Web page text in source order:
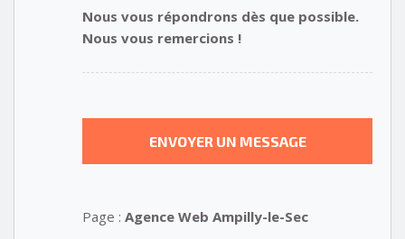
Nous vous répondrons dès que possible.
Nous vous remercions !
Page : Agence Web Ampilly-le-Sec